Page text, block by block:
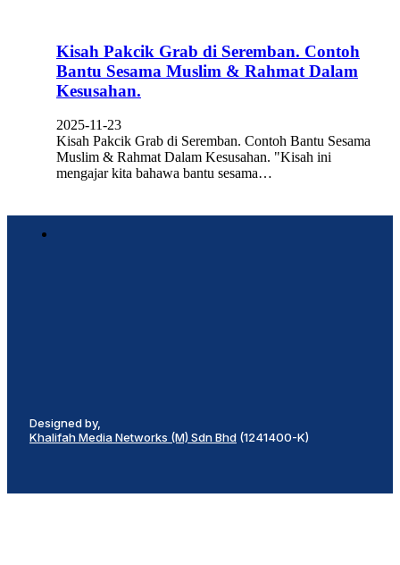
Kisah Pakcik Grab di Seremban. Contoh
Bantu Sesama Muslim & Rahmat Dalam
Kesusahan.
2025-11-23
Kisah Pakcik Grab di Seremban. Contoh Bantu Sesama
Muslim & Rahmat Dalam Kesusahan. "Kisah ini
mengajar kita bahawa bantu sesama…
Designed by,
Khalifah Media Networks (M) Sdn Bhd (1241400-K)